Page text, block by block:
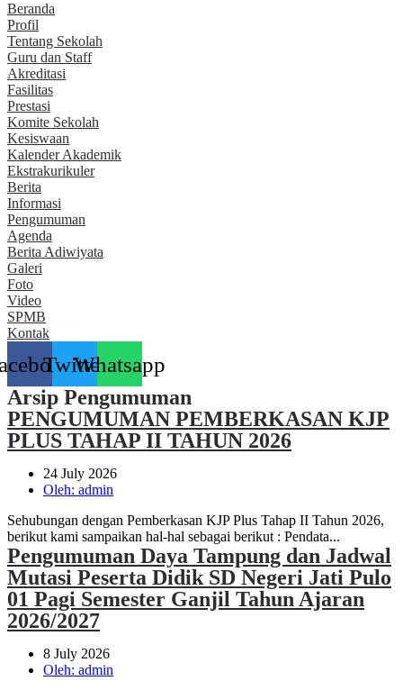
Beranda
Profil
Tentang Sekolah
Guru dan Staff
Akreditasi
Fasilitas
Prestasi
Komite Sekolah
Kesiswaan
Kalender Akademik
Ekstrakurikuler
Berita
Informasi
Pengumuman
Agenda
Berita Adiwiyata
Galeri
Foto
Video
SPMB
Kontak
TwitterWhatsapp
Arsip Pengumuman
PENGUMUMAN PEMBERKASAN KJP
PLUS TAHAP II TAHUN 2026
24 July 2026
Oleh: admin
Sehubungan dengan Pemberkasan KJP Plus Tahap II Tahun 2026,
berikut kami sampaikan hal-hal sebagai berikut : Pendata...
Pengumuman Daya Tampung dan Jadwal
Mutasi Peserta Didik SD Negeri Jati Pulo
01 Pagi Semester Ganjil Tahun Ajaran
2026/2027
8 July 2026
Oleh: admin